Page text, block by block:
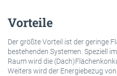
Vorteile
Der größte Vorteil ist der geringe
bestehenden Systemen. Speziell
Raum wird die
Weiters wird der Energiebezug